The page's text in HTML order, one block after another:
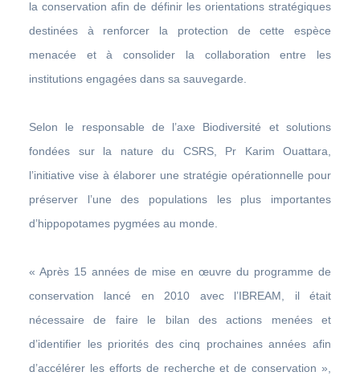
la conservation afin de définir les orientations stratégiques
destinées à renforcer la protection de cette espèce
menacée et à consolider la collaboration entre les
institutions engagées dans sa sauvegarde.
Selon le responsable de l’axe Biodiversité et solutions
fondées sur la nature du CSRS, Pr Karim Ouattara,
l’initiative vise à élaborer une stratégie opérationnelle pour
préserver l’une des populations les plus importantes
d’hippopotames pygmées au monde.
« Après 15 années de mise en œuvre du programme de
conservation lancé en 2010 avec l’IBREAM, il était
nécessaire de faire le bilan des actions menées et
d’identifier les priorités des cinq prochaines années afin
d’accélérer les efforts de recherche et de conservation »,